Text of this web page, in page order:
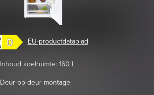
EU-productdatablad
Inhoud koelruimte: 160 L
Deur-op-deur montage